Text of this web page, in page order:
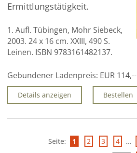
Ermittlungstätigkeit.
1. Aufl. Tübingen, Mohr Siebeck,
2003. 24 x 16 cm. XXIII, 490 S.
Leinen. ISBN 9783161482137.
Gebundener Ladenpreis: EUR 114,--
Details anzeigen Bestellen
Seite: 1 2 3 4 ...